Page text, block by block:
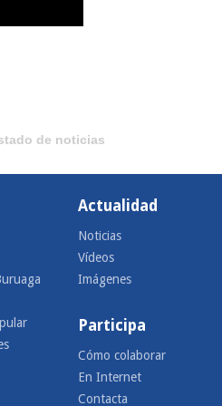
de noticias
Actualidad
Noticias
Vídeos
Imágenes
Participa
Cómo colaborar
En Internet
Contacta